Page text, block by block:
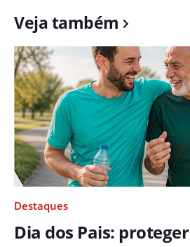
Veja também
Destaques
Dia dos Pais: